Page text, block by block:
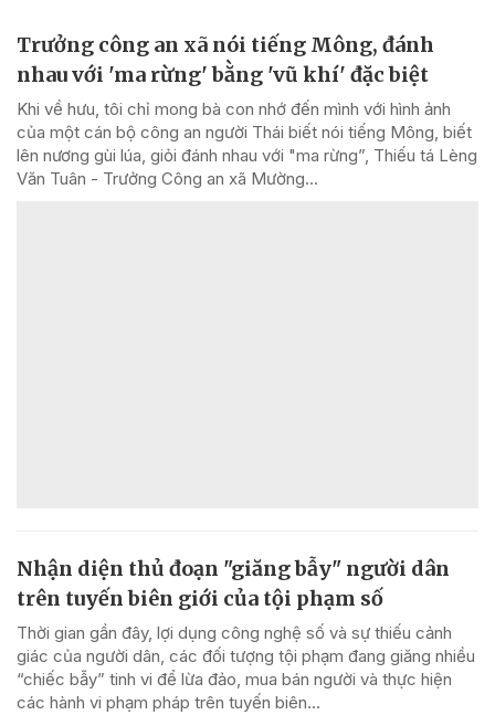
Trưởng công an xã nói tiếng Mông, đánh
nhau với 'ma rừng' bằng 'vũ khí' đặc biệt
Khi về hưu, tôi chỉ mong bà con nhớ đến mình với hình ảnh
của một cán bộ công an người Thái biết nói tiếng Mông, biết
lên nương gùi lúa, giỏi đánh nhau với "ma rừng”, Thiếu tá Lèng
Văn Tuân - Trưởng Công an xã Mường...
Nhận diện thủ đoạn "giăng bẫy" người dân
trên tuyến biên giới của tội phạm số
Thời gian gần đây, lợi dụng công nghệ số và sự thiếu cảnh
giác của người dân, các đối tượng tội phạm đang giăng nhiều
“chiếc bẫy” tinh vi để lừa đảo, mua bán người và thực hiện
các hành vi phạm pháp trên tuyến biên...